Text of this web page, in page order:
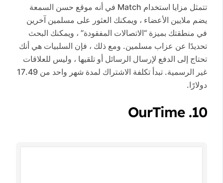
تتمثل مزايا استخدام Match في أنه موقع حسن السمعة
يضم ملايين الأعضاء ، ويمكنك العثور على مسلمين آخرين
في منطقتك بميزة “الاتصالات المفقودة” ، ويمكنك البحث
تحديدًا عن عزاب مسلمين. ومع ذلك ، فإن السلبيات هي أنك
تحتاج إلى الدفع لإرسال الرسائل أو تلقيها ، وليس للعلاقات
غير الرسمية. تبدأ تكلفة الاشتراك لمدة شهر واحد من 17.49
دولارًا.
10. OurTime